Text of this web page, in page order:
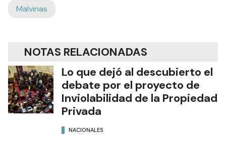
Malvinas
NOTAS RELACIONADAS
Lo que dejó al descubierto el
debate por el proyecto de
Inviolabilidad de la Propiedad
Privada
NACIONALES